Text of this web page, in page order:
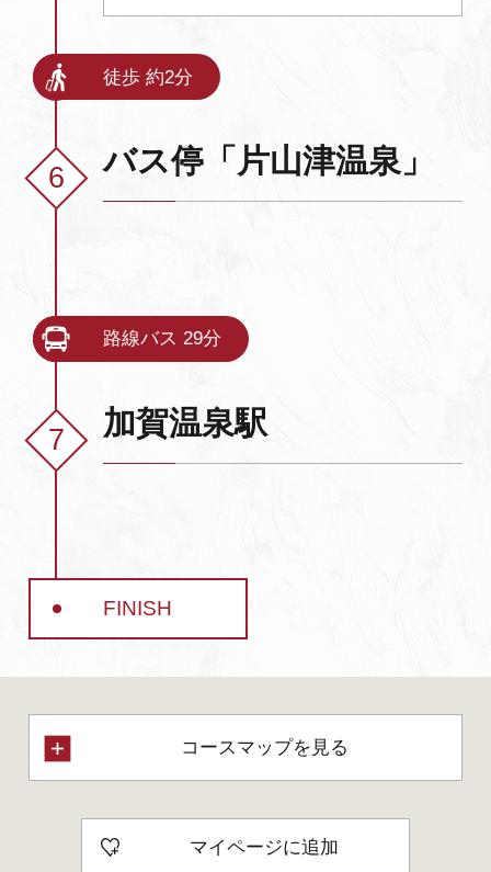
徒歩 約2分
バス停「片山津温泉」
路線バス 29分
加賀温泉駅
FINISH
コースマップを見る
マイページに追加